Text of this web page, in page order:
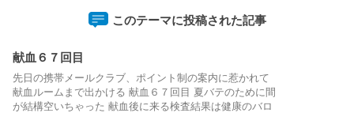
このテーマに投稿された記事
献血６７回目
先日の携帯メールクラブ、ポイント制の案内に惹かれて
献血ルームまで出かける 献血６７回目 夏バテのために間
が結構空いちゃった 献血後に来る検査結果は健康のバロ